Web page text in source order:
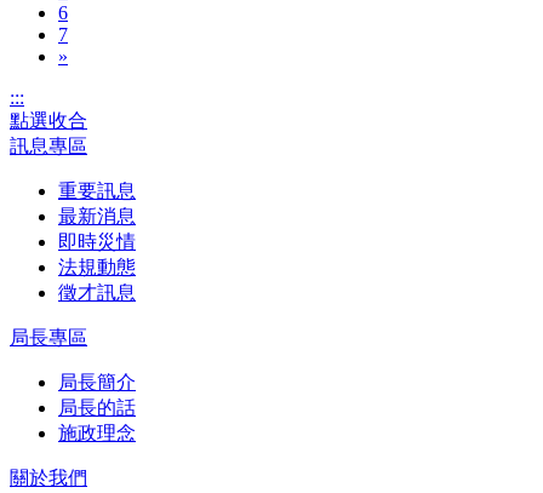
6
7
»
:::
點選收合
訊息專區
重要訊息
最新消息
即時災情
法規動態
徵才訊息
局長專區
局長簡介
局長的話
施政理念
關於我們